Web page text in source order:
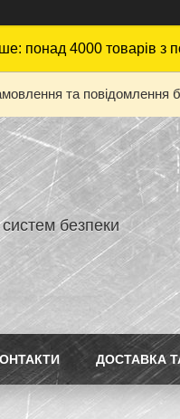
понад 4000 товарів з
та повідомлення
безпеки
ДОСТАВКА